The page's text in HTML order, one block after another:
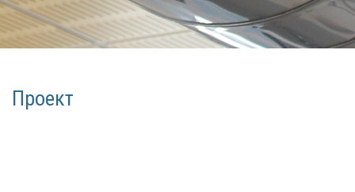
Проект